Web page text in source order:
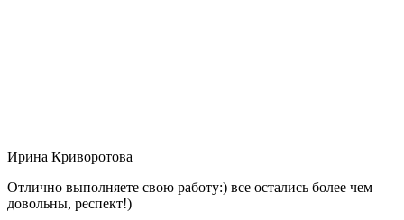
Ирина Криворотова
Отлично выполняете свою работу:) все остались более чем
довольны, респект!)